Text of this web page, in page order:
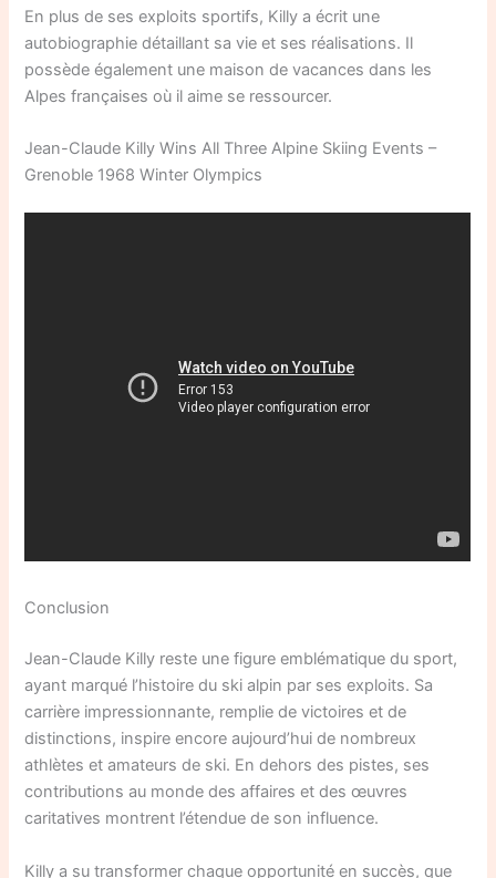
En plus de ses exploits sportifs, Killy a écrit une
autobiographie détaillant sa vie et ses réalisations. Il
possède également une maison de vacances dans les
Alpes françaises où il aime se ressourcer.
Jean-Claude Killy Wins All Three Alpine Skiing Events –
Grenoble 1968 Winter Olympics
Conclusion
Jean-Claude Killy reste une figure emblématique du sport,
ayant marqué l’histoire du ski alpin par ses exploits. Sa
carrière impressionnante, remplie de victoires et de
distinctions, inspire encore aujourd’hui de nombreux
athlètes et amateurs de ski. En dehors des pistes, ses
contributions au monde des affaires et des œuvres
caritatives montrent l’étendue de son influence.
Killy a su transformer chaque opportunité en succès, que